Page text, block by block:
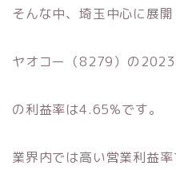
そんな中、埼玉中心に展開
ヤオコー（8279）の
の利益率は4.65%です。
業界内では高い営業利益率